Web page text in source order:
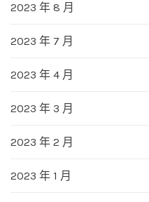
2023 年 8 月
2023 年 7 月
2023 年 4 月
2023 年 3 月
2023 年 2 月
2023 年 1 月